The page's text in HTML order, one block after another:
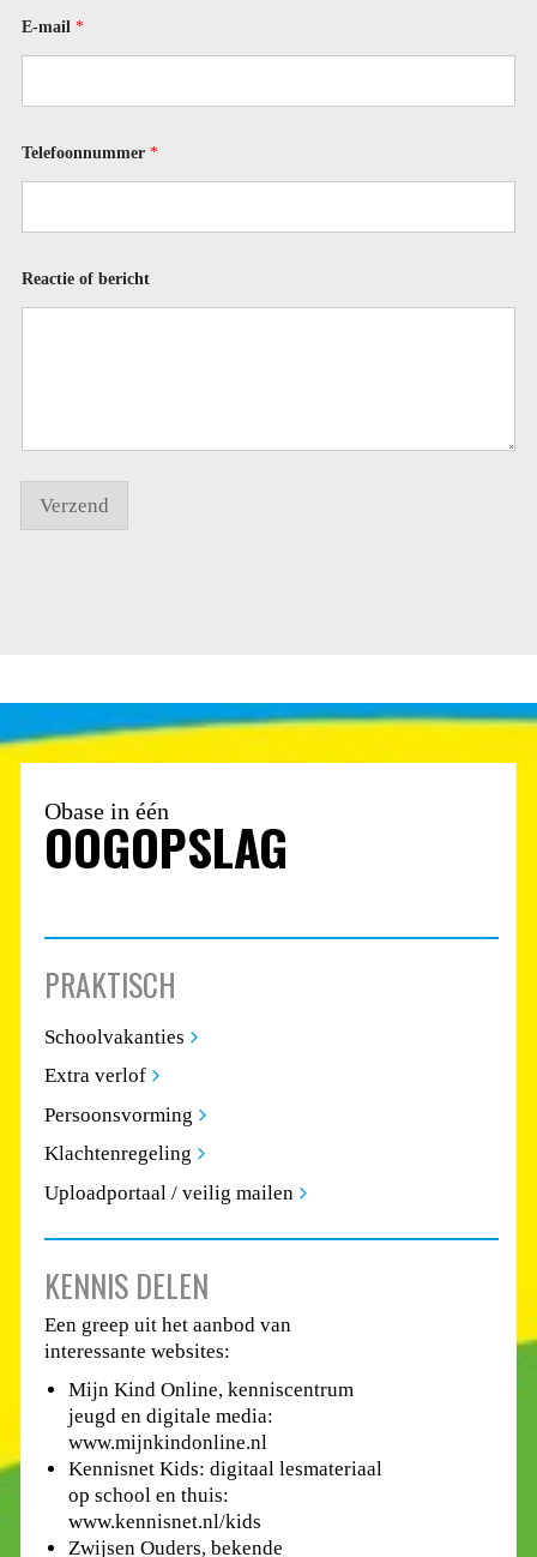
N
*
E-mail*
Telefoonnummer*
Reactie of bericht
Verzend
PRAKTISCH
Schoolvakanties
Extra verlof
Persoonsvorming
Klachtenregeling
Uploadportaal / veilig mailen
KENNIS DELEN
Een greep uit het aanbod van
interessante websites:
Mijn Kind Online, kenniscentrum
jeugd en digitale media:
www.mijnkindonline.nl
Kennisnet Kids: digitaal lesmateriaal
op school en thuis:
www.kennisnet.nl/kids
Zwijsen Ouders, bekende
Obase in één
OOGOPSLAG